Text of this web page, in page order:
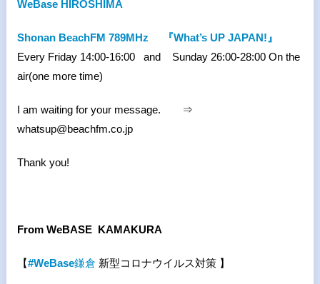
WeBase HIROSHIMA
Shonan BeachFM 789MHz
『What’s UP JAPAN!』
Every Friday 14:00-16:00 and Sunday 26:00-28:00 On the
air(one more time)
I am waiting for your message. ⇒
whatsup@beachfm.co.jp
Thank you!
From WeBASE KAMAKURA
【#WeBase鎌倉 新型コロナウイルス対策 】